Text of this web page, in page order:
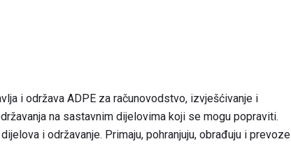
i održava ADPE za računovodstvo, izvješćivanje i
na sastavnim dijelovima koji se mogu popraviti.
i održavanje. Primaju, pohranjuju, obrađuju i prevoze